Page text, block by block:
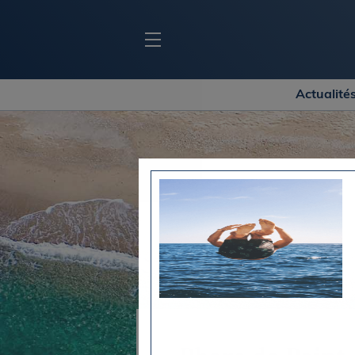
BLOC MARINE
Ports
Carnets de voyage
Dossiers de la
Application Bloc Marine
Règlementation
BATEAUX